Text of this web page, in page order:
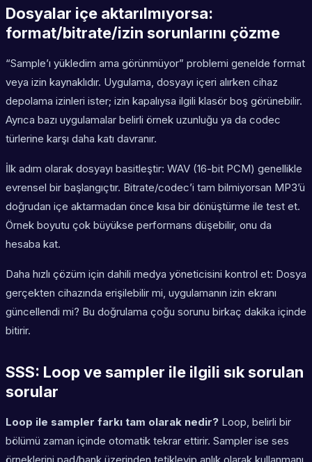
Dosyalar içe aktarılmıyorsa:
format/bitrate/izin sorunlarını çözme
“Sample’ı yükledim ama görünmüyor” problemi genelde format
veya izin kaynaklıdır. Uygulama, dosyayı içeri alırken cihaz
depolama izinleri ister; izin kapalıysa ilgili klasör boş görünebilir.
Ayrıca bazı uygulamalar belirli örnek uzunluğu ya da codec
türlerine karşı daha katı davranır.
İlk adım olarak dosyayı basitleştir: WAV (16-bit PCM) genellikle
evrensel bir başlangıçtır. Bitrate/codec’i tam bilmiyorsan MP3’ü
doğrudan içe aktarmadan önce kısa bir dönüştürme ile test et.
Örnek boyutu çok büyükse performans düşebilir, onu da
hesaba kat.
Daha hızlı çözüm için dahili medya yöneticisini kontrol et: Dosya
gerçekten cihazında erişilebilir mi, uygulamanın izin ekranı
güncellendi mi? Bu doğrulama çoğu sorunu birkaç dakika içinde
bitirir.
SSS: Loop ve sampler ile ilgili sık sorulan
sorular
Loop ile sampler farkı tam olarak nedir? Loop, belirli bir
bölümü zaman içinde otomatik tekrar ettirir. Sampler ise ses